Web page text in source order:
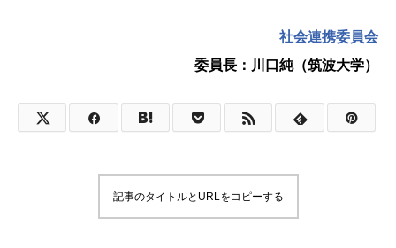
社会連携委員会
委員長：川口純（筑波大学）
記事のタイトルとURLをコピーする